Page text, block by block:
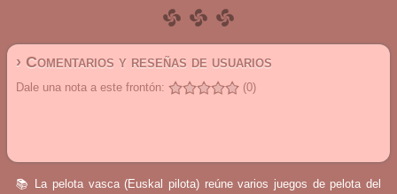
› Comentarios y reseñas de usuarios
Dale una nota a este frontón: (0)
📚 La pelota vasca (Euskal pilota) reúne varios juegos de pelota del